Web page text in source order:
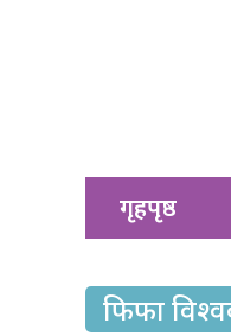
गृहपृष्ठ
फिफा